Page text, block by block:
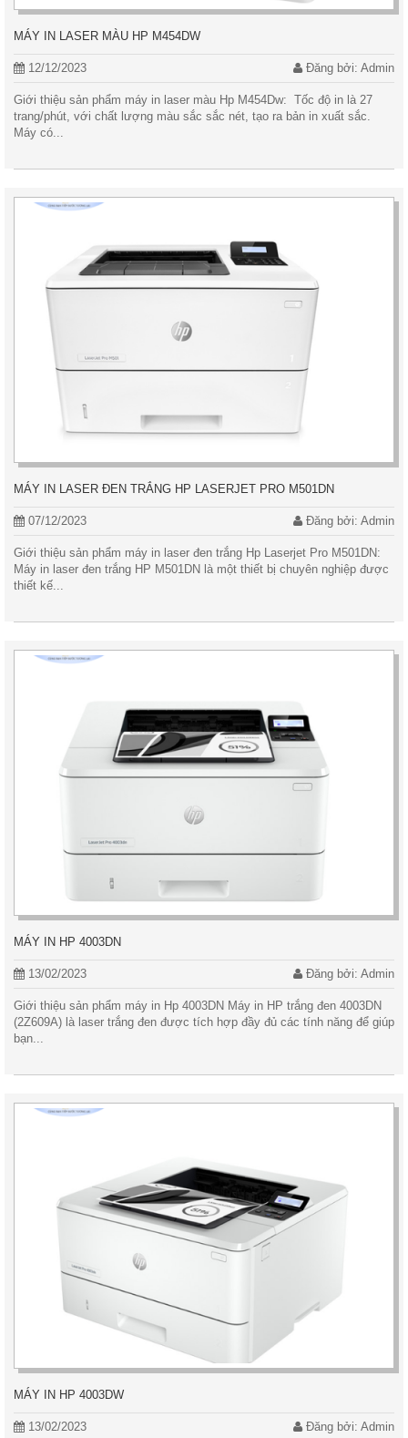
MÁY IN LASER MÀU HP M454DW
12/12/2023 Đăng bởi: Admin
Giới thiệu sản phẩm máy in laser màu Hp M454Dw: Tốc độ in là 27
trang/phút, với chất lượng màu sắc sắc nét, tạo ra bản in xuất sắc.
Máy có...
MÁY IN LASER ĐEN TRẮNG HP LASERJET PRO M501DN
07/12/2023 Đăng bởi: Admin
Giới thiệu sản phẩm máy in laser đen trắng Hp Laserjet Pro M501DN:
Máy in laser đen trắng HP M501DN là một thiết bị chuyên nghiệp được
thiết kế...
MÁY IN HP 4003DN
13/02/2023 Đăng bởi: Admin
Giới thiệu sản phẩm máy in Hp 4003DN Máy in HP trắng đen 4003DN
(2Z609A) là laser trắng đen được tích hợp đầy đủ các tính năng để giúp
bạn...
MÁY IN HP 4003DW
13/02/2023 Đăng bởi: Admin